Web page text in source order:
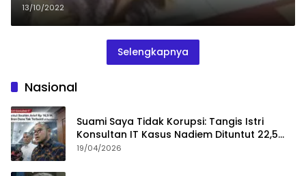
13/10/2022
Selengkapnya
Nasional
Suami Saya Tidak Korupsi: Tangis Istri
Konsultan IT Kasus Nadiem Dituntut 22,5
Tahun
19/04/2026